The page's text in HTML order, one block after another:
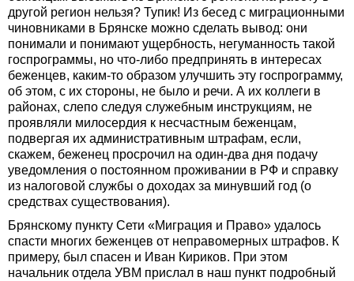
другой регион нельзя? Тупик! Из бесед с миграционными
чиновниками в Брянске можно сделать вывод: они
понимали и понимают ущербность, негуманность такой
госпрограммы, но что-либо предпринять в интересах
беженцев, каким-то образом улучшить эту госпрограмму,
об этом, с их стороны, не было и речи. А их коллеги в
районах, слепо следуя служебным инструкциям, не
проявляли милосердия к несчастным беженцам,
подвергая их административным штрафам, если,
скажем, беженец просрочил на один-два дня подачу
уведомления о постоянном проживании в РФ и справку
из налоговой службы о доходах за минувший год (о
средствах существования).
Брянскому пункту Сети «Миграция и Право» удалось
спасти многих беженцев от неправомерных штрафов. К
примеру, был спасен и Иван Кириков. При этом
начальник отдела УВМ прислал в наш пункт подробный